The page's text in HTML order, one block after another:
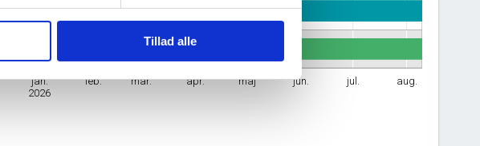
Tillad alle
jan.
2026
feb. mar. apr. maj jun. jul. aug.